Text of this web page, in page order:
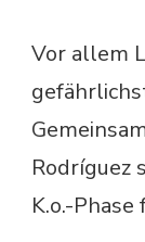
Vor allem
Rodríguez
K.o.-Phase